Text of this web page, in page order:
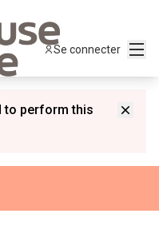
Se connecter
to perform this